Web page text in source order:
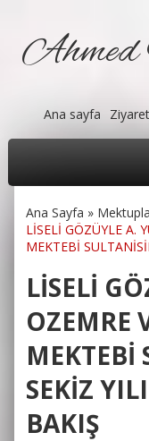
Ahmed
Ana sayfa
Buradasınız
Ana Sayfa »
LİSELİ GÖZÜYLE A.
MEKTEBİ
LİSELİ
OZEMRE
MEKTEBİ
SEKİZ
BAKIŞ